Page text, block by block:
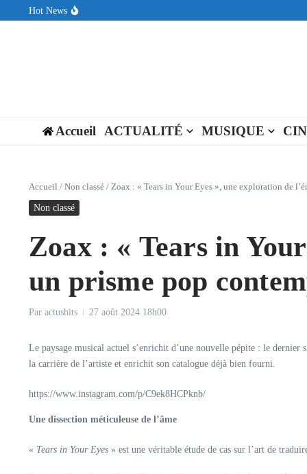
Aller au contenu
Hot News
Seth Walker transforme la douleur en hymne lumineux avec «
Accueil ACTUALITÉ MUSIQUE
Accueil / Non classé / Zoax : « Tears in Your Eyes », une exploration de
Non classé
Zoax : « Tears in
un prisme pop
Par actushits 27 août 2024 18h00
Le paysage musical actuel s’enrichit d’une nouvelle pépite : le dernier
la carrière de l’artiste et enrichit son catalogue déjà bien fourni.
https://www.instagram.com/p/C9ek8HCPknb/
Une dissection méticuleuse de l’âme
« Tears in Your Eyes » est une véritable étude de cas sur l’art de